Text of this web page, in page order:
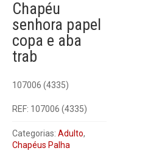
Chapéu
senhora papel
copa e aba
trab
107006 (4335)
REF: 107006 (4335)
Categorias: Adulto,
Chapéus Palha